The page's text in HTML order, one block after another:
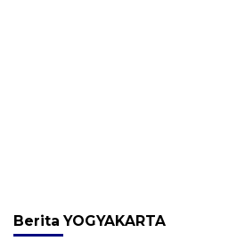
Berita YOGYAKARTA